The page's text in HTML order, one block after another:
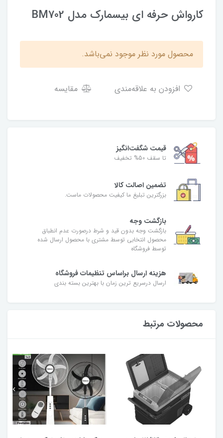
کارواش حرفه ای بیسمارک مدل BM702
محصول مورد نظر موجود نمی‌باشد.
مقایسه
قیمت شگفت‌انگیز
تا سقف 50% تخفیف
تضمین اصالت کالا
بزرگترین تبلیغ ما کیفیت محصولات ماست.
بازگشت وجه
بازگشت وجه بدون قید و شرط درصورت عدم انطباق
محصول انتخابی توسط مشتری با محصول ارسال شده
توسط فروشگاه
هزینه ارسال براساس تنظیمات فروشگاه
ارسال درسریع ترین زمان با بهترین بسته بندی
محصولات مرتبط